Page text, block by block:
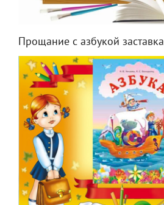
Прощание с азбукой заставка